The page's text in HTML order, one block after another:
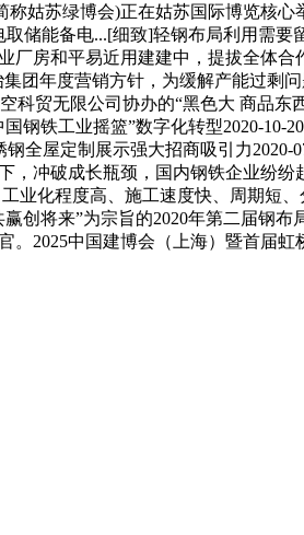
姑苏绿博会)正在姑苏国际博览核
储能备电...[细致]轻钢布局利用需要
房和平易近用建建中，提拔全体合
团年度营销方针，为缓解产能过剩
贸无限公司协办的“黑色大 商品
铁工业摇篮”数字化转型2020-10-
全屋定制展示强大招商吸引力2020-
冲破成长瓶颈，国内钢铁企业纷
业化程度高、施工速度快、周期短
创将来”为宗旨的2020年第二届钢
2025中国建博会（上海）暨首届